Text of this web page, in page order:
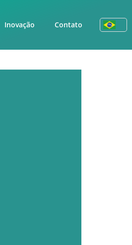
Inovação Contato